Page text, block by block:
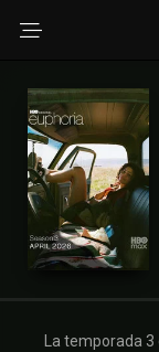
La temporada 3